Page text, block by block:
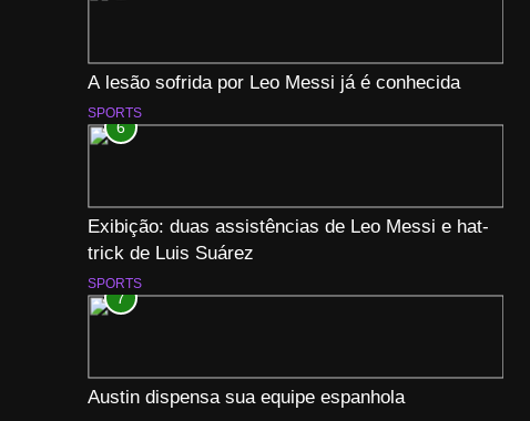
A lesão sofrida por Leo Messi já é conhecida
SPORTS
6
Exibição: duas assistências de Leo Messi e hat-
trick de Luis Suárez
SPORTS
7
Austin dispensa sua equipe espanhola